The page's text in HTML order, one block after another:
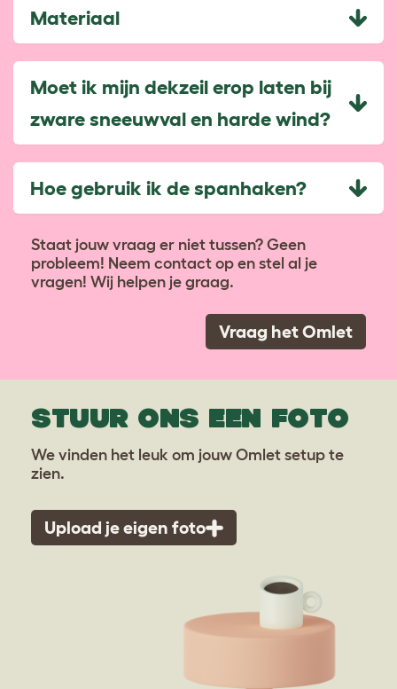
Materiaal
Moet ik mijn dekzeil erop laten bij
zware sneeuwval en harde wind?
Hoe gebruik ik de spanhaken?
Staat jouw vraag er niet tussen? Geen
probleem! Neem contact op en stel al je
vragen! Wij helpen je graag.
Vraag het Omlet
STUUR ONS EEN FOTO
We vinden het leuk om jouw Omlet setup te
zien.
Upload je eigen foto